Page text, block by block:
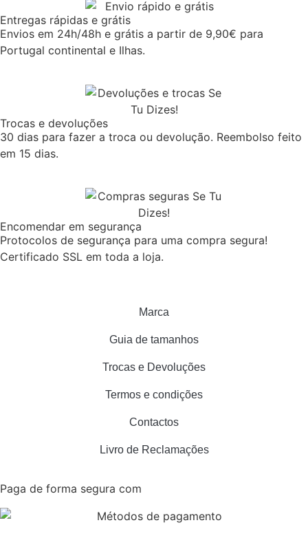
Entregas rápidas e grátis
Envios em 24h/48h e grátis a partir de 9,90€ para
Portugal continental e Ilhas.
Trocas e devoluções
30 dias para fazer a troca ou devolução. Reembolso feito
em 15 dias.
Encomendar em segurança
Protocolos de segurança para uma compra segura!
Certificado SSL em toda a loja.
Marca
Guia de tamanhos
Trocas e Devoluções
Termos e condições
Contactos
Livro de Reclamações
Paga de forma segura com